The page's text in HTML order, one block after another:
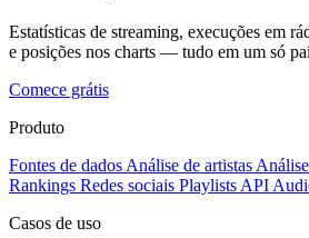
Estatísticas de streaming, execuções em
e posições nos charts — tudo em um só
Comece grátis
Produto
Fontes de dados Análise de artistas
Rankings Redes sociais Playlists API
Casos de uso